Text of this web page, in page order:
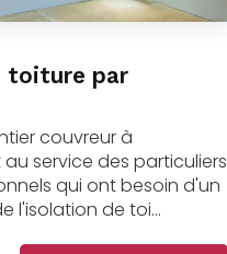
toiture par
couvreur à
service des particuliers
qui ont besoin d'un
l'isolation de toi...